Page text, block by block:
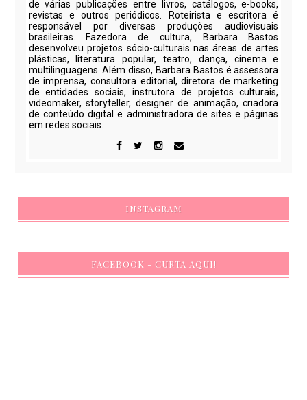
de várias publicações entre livros, catálogos, e-books,
revistas e outros periódicos. Roteirista e escritora é
responsável por diversas produções audiovisuais
brasileiras. Fazedora de cultura, Barbara Bastos
desenvolveu projetos sócio-culturais nas áreas de artes
plásticas, literatura popular, teatro, dança, cinema e
multilinguagens. Além disso, Barbara Bastos é assessora
de imprensa, consultora editorial, diretora de marketing
de entidades sociais, instrutora de projetos culturais,
videomaker, storyteller, designer de animação, criadora
de conteúdo digital e administradora de sites e páginas
em redes sociais.
INSTAGRAM
FACEBOOK - CURTA AQUI!